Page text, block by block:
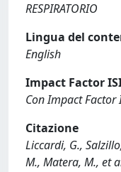
RESPIRATORIO
Lingua del
English
Impact Factor
Con Impact Factor
Citazione
Liccardi, G.,
M., Matera, M., et